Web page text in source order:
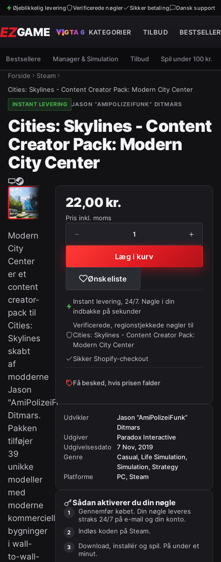
Øjeblikkelig levering Verificerede nøgler Sikker betaling Dansk support
EZGAME GTA 6 KATEGORIER TILBUD
Bestsellere Manager & Simulation Tilbud Spil under 100 kr.
Forside
Steam
Cities: Skylines - Content Creator Pack: Modern City Center
INSTANT LEVERING JASON “AMIPOLIZEIFUNK” DITMARS
Cities: Skylines - Content
Creator Pack: Modern
City Center
Modern
City
Center
er et
content
creator-
pack til
Cities:
Skylines
skabt
af
modderne
Jason
"AmiPolizeiFunk"
Ditmars.
Pakken
tilføjer
39
unikke
modeller
med
moderne
kommercielle
bygninger
i wall-
to-wall-
22,00 kr.
Pris inkl. moms
− 1 +
Læg i kurv
Ønskeliste
Instant levering, 24/7. Nøgle i din
indbakke på sekunder
Verificerede, regionstjekkede nøgler til
Cities: Skylines - Content Creator Pack:
Modern City Center
Sikker Shopify-checkout
Få besked, hvis prisen falder
Udvikler
Jason “AmiPolizeiFunk”
Ditmars
Udgiver
Paradox Interactive
Udgivelsesdato
7 Nov, 2019
Genre
Casual, Life Simulation,
Simulation, Strategy
Platforme
PC, Steam
Sådan aktiverer du din nøgle
Gennemfør købet. Din nøgle leveres
straks 24/7 på e-mail og din konto.
Indløs koden på Steam.
Download, installér og spil. På under et
minut.